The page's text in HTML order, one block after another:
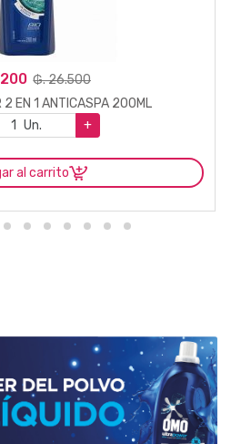
₲. 26.500
2 EN 1 ANTICASPA 200ML
Un. +
al carrito